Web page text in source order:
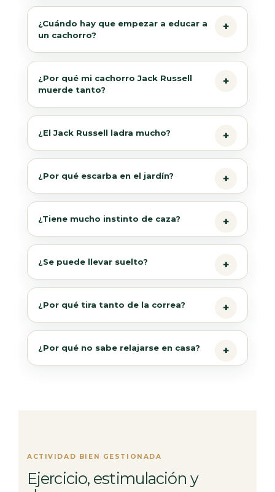
¿Cuándo hay que empezar a educar a
un cachorro?
¿Por qué mi cachorro Jack Russell
muerde tanto?
¿El Jack Russell ladra mucho?
¿Por qué escarba en el jardín?
¿Tiene mucho instinto de caza?
¿Se puede llevar suelto?
¿Por qué tira tanto de la correa?
¿Por qué no sabe relajarse en casa?
ACTIVIDAD BIEN GESTIONADA
Ejercicio, estimulación y